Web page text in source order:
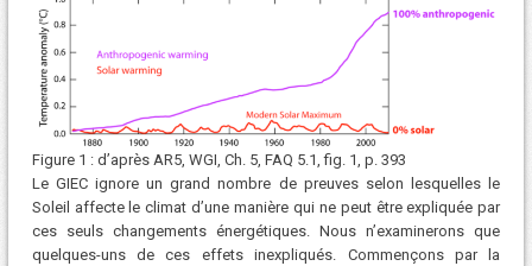
Figure 1 : d’après AR5, WGI, Ch. 5, FAQ 5.1, fig. 1, p. 393
Le GIEC ignore un grand nombre de preuves selon lesquelles le
Soleil affecte le climat d’une manière qui ne peut être expliquée par
ces seuls changements énergétiques. Nous n’examinerons que
quelques-uns de ces effets inexpliqués. Commençons par la